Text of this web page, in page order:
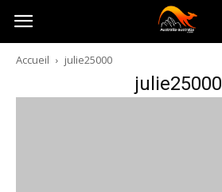
Australia-
australie.com
Accueil julie25000
julie25000